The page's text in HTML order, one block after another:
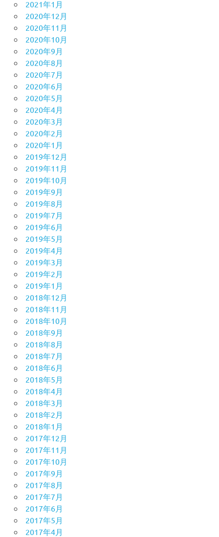
2021年1月
2020年12月
2020年11月
2020年10月
2020年9月
2020年8月
2020年7月
2020年6月
2020年5月
2020年4月
2020年3月
2020年2月
2020年1月
2019年12月
2019年11月
2019年10月
2019年9月
2019年8月
2019年7月
2019年6月
2019年5月
2019年4月
2019年3月
2019年2月
2019年1月
2018年12月
2018年11月
2018年10月
2018年9月
2018年8月
2018年7月
2018年6月
2018年5月
2018年4月
2018年3月
2018年2月
2018年1月
2017年12月
2017年11月
2017年10月
2017年9月
2017年8月
2017年7月
2017年6月
2017年5月
2017年4月